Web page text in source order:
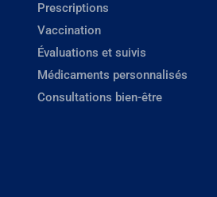
Prescriptions
Vaccination
Évaluations et suivis
Médicaments personnalisés
Consultations bien-être